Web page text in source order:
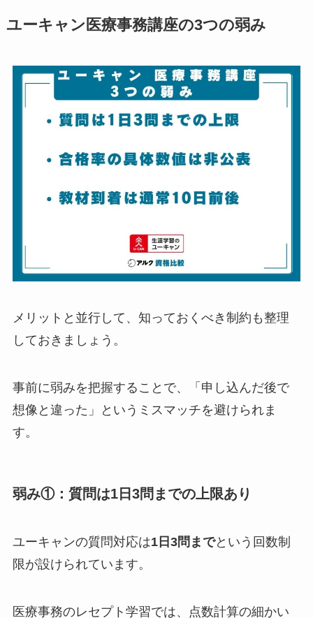
ユーキャン医療事務講座の3つの弱み
メリットと並行して、知っておくべき制約も整理
しておきましょう。
事前に弱みを把握することで、「申し込んだ後で
想像と違った」というミスマッチを避けられま
す。
弱み①：質問は1日3問までの上限あり
ユーキャンの質問対応は1日3問までという回数制
限が設けられています。
医療事務のレセプト学習では、点数計算の細かい